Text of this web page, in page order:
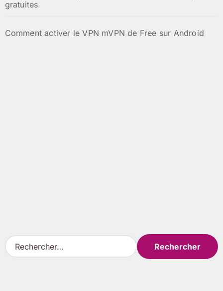
gratuites
Comment activer le VPN mVPN de Free sur Android
R
e